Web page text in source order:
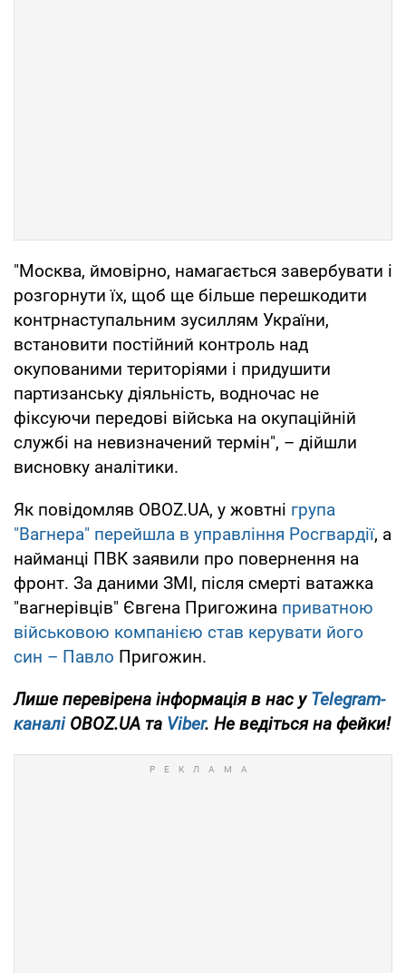
"Москва, ймовірно, намагається завербувати і
розгорнути їх, щоб ще більше перешкодити
контрнаступальним зусиллям України,
встановити постійний контроль над
окупованими територіями і придушити
партизанську діяльність, водночас не
фіксуючи передові війська на окупаційній
службі на невизначений термін", – дійшли
висновку аналітики.
Як повідомляв OBOZ.UA, у жовтні група
"Вагнера" перейшла в управління Росгвардії, а
найманці ПВК заявили про повернення на
фронт. За даними ЗМІ, після смерті ватажка
"вагнерівців" Євгена Пригожина приватною
військовою компанією став керувати його
син – Павло Пригожин.
Лише перевірена інформація в нас уTelegram-
каналіOBOZ.UA та Viber. Не ведіться на фейки!